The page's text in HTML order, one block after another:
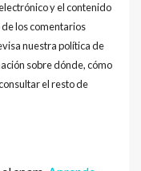
y el contenido
los comentarios
nuestra política de
sobre dónde, cómo
el resto de